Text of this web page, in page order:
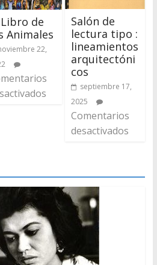
Libro de
Animales
22,
Salón de
lectura tipo :
lineamientos
arquitectóni
cos
septiembre 17,
2025
Comentarios
desactivados